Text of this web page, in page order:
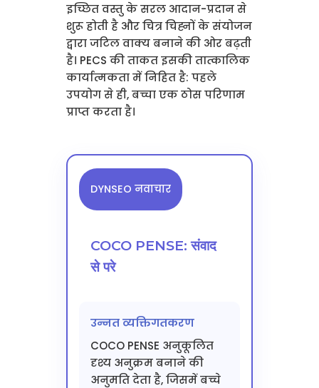
इच्छित वस्तु के सरल आदान-प्रदान से
शुरू होती है और चित्र चिह्नों के संयोजन
द्वारा जटिल वाक्य बनाने की ओर बढ़ती
है। PECS की ताकत इसकी तात्कालिक
कार्यात्मकता में निहित है: पहले
उपयोग से ही, बच्चा एक ठोस परिणाम
प्राप्त करता है।
DYNSEO नवाचार
COCO PENSE: संवाद
से परे
उन्नत व्यक्तिगतकरण
COCO PENSE अनुकूलित
दृश्य अनुक्रम बनाने की
अनुमति देता है, जिसमें बच्चे